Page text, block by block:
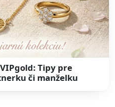
Tipy pre
či manželku